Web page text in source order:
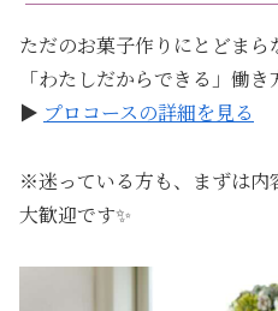
ただのお菓子作りにとどまら
「わたしだからできる」働き
▶︎ プロコースの詳細を見る
※迷っている方も、まずは内
大歓迎です✨